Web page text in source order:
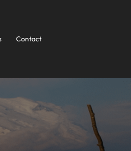
Contact